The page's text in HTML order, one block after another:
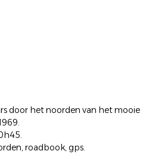
door het noorden van het mooie
roadbook, gps.